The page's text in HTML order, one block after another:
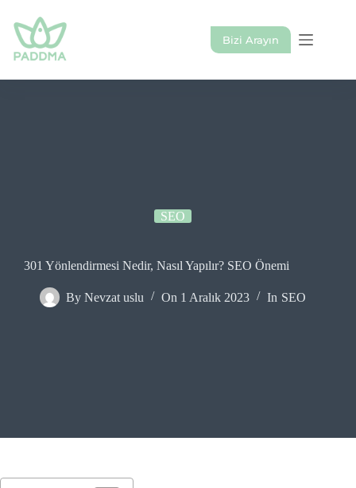
content
Bizi Arayın
SEO
301 Yönlendirmesi Nedir, Nasıl Yapılır? SEO Önemi
By Nevzat uslu On 1 Aralık 2023 In SEO